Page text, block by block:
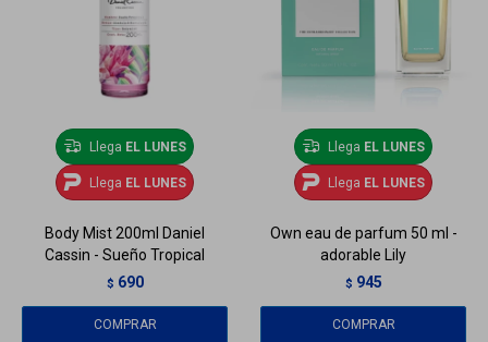
Llega EL LUNES
Llega EL LUNES
Body Mist 200ml Daniel
Cassin - Sueño Tropical
$ 690
Llega EL LUNES
Llega EL LUNES
Own eau de parfum 50 ml -
adorable Lily
$ 945